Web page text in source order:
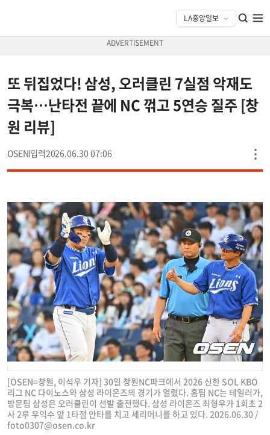
또 뒤집었다! 삼성, 오러클린 7실점 악재도
극복…난타전 끝에 NC 꺾고 5연승 질주 [창
원 리뷰]
OSEN 2026.06.30 07:06
[OSEN=창원, 이석우 기자] 30일 창원NC파크에서 2026 신한 SOL KBO
리그 NC 다이노스와 삼성 라이온즈의 경기가 열렸다. 홈팀 NC는 테일러가,
방문팀 삼성은 오러클린이 선발 출전했다. 삼성 라이온즈 최형우가 1회초 2
사 2루 우익수 앞 1타점 안타를 치고 세리머니를 하고 있다. 2026.06.30 /
foto0307@osen.co.kr